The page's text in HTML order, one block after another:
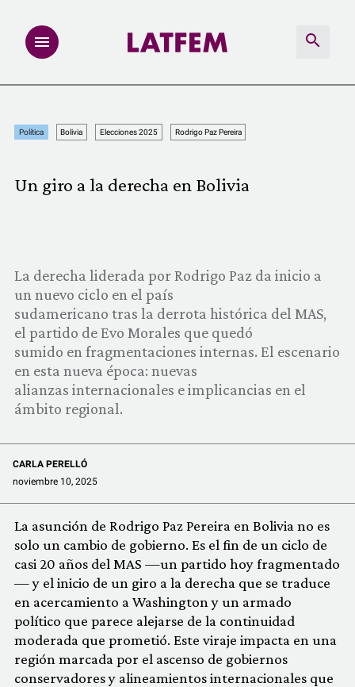
MULTIMEDIA
LATFEMLAB.
PRODUCTOS
QUIÉNES SOMOS
Política Bolivia Elecciones 2025 Rodrigo Paz Pereira
Un giro a la derecha en Bolivia
La derecha liderada por Rodrigo Paz da inicio a
un nuevo ciclo en el país
sudamericano tras la derrota histórica del MAS,
el partido de Evo Morales que quedó
sumido en fragmentaciones internas. El escenario
en esta nueva época: nuevas
alianzas internacionales e implicancias en el
ámbito regional.
CARLA PERELLÓ
noviembre 10, 2025
La asunción de Rodrigo Paz Pereira en Bolivia no es
solo un cambio de gobierno. Es el fin de un ciclo de
casi 20 años del MAS —un partido hoy fragmentado
— y el inicio de un giro a la derecha que se traduce
en acercamiento a Washington y un armado
político que parece alejarse de la continuidad
moderada que prometió. Este viraje impacta en una
región marcada por el ascenso de gobiernos
conservadores y alineamientos internacionales que